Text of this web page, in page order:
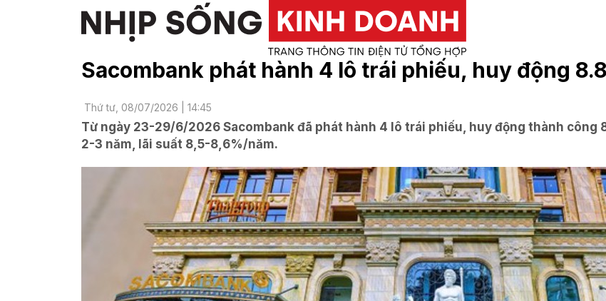
Sacombank phát hành 4 lô trái phiếu, huy động
Thứ tư, 08/07/2026 | 14:45
Từ ngày 23-29/6/2026 Sacombank đã phát hành 4 lô trái phiếu, huy động thành công
2-3 năm, lãi suất 8,5-8,6%/năm.